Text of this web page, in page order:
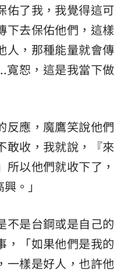
佑了我，我覺得這可
下去保佑他們，這樣
人，那種能量就會傳
寬恕，這是我當下做
反應，魔鷹笑說他們
敢收，我就說，『來
以他們就收下了，
。」
不是台鋼或是自己的
，「如果他們是我的
一樣是好人，也許他